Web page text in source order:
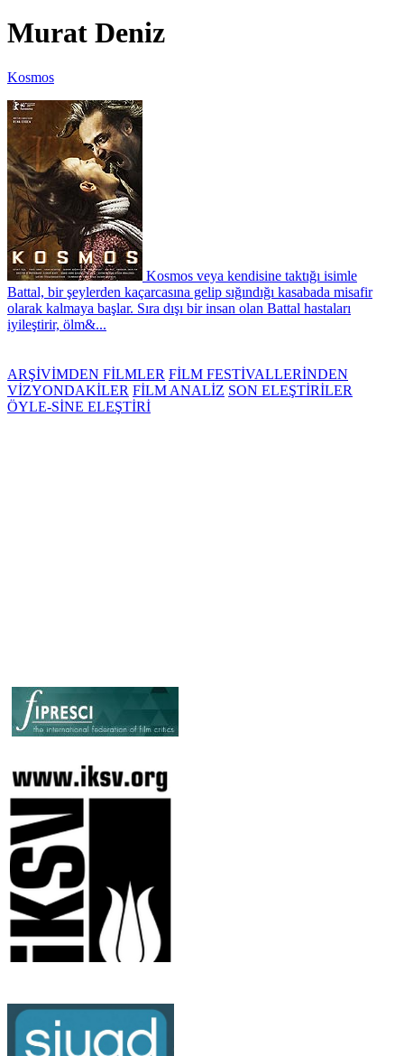
Murat Deniz
Kosmos
Kosmos veya kendisine taktığı isimle
Battal, bir şeylerden kaçarcasına gelip sığındığı kasabada misafir
olarak kalmaya başlar. Sıra dışı bir insan olan Battal hastaları
iyileştirir, ölm&...
ARŞİVİMDEN FİLMLER FİLM FESTİVALLERİNDEN
VİZYONDAKİLER FİLM ANALİZ SON ELEŞTİRİLER
ÖYLE-SİNE ELEŞTİRİ